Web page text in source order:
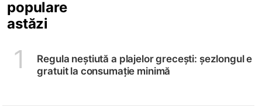
populare
astăzi
1
Regula neștiută a plajelor grecești: șezlongul e
gratuit la consumație minimă